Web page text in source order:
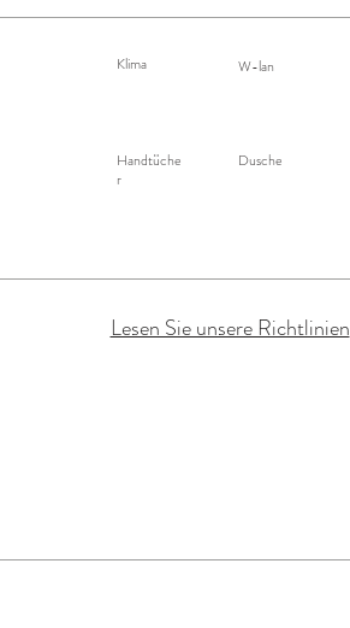
Klima W-lan
Handtüche
r
Dusche
Lesen Sie unsere Richtlinien